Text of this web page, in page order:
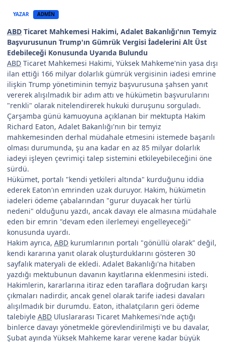
YAZAR ADMIN
ABD Ticaret Mahkemesi Hakimi, Adalet Bakanlığı'nın Temyiz
Başvurusunun Trump'ın Gümrük Vergisi İadelerini Alt Üst
Edebileceği Konusunda Uyarıda Bulundu
ABD Ticaret Mahkemesi Hakimi, Yüksek Mahkeme'nin yasa dışı
ilan ettiği 166 milyar dolarlık gümrük vergisinin iadesi emrine
ilişkin Trump yönetiminin temyiz başvurusuna şahsen yanıt
vererek alışılmadık bir adım attı ve hükümetin başvurularını
"renkli" olarak nitelendirerek hukuki duruşunu sorguladı.
Çarşamba günü kamuoyuna açıklanan bir mektupta Hakim
Richard Eaton, Adalet Bakanlığı'nın bir temyiz
mahkemesinden derhal müdahale etmesini istemede başarılı
olması durumunda, şu ana kadar en az 85 milyar dolarlık
iadeyi işleyen çevrimiçi talep sistemini etkileyebileceğini öne
sürdü.
Hükümet, portalı "kendi yetkileri altında" kurduğunu iddia
ederek Eaton'ın emrinden uzak duruyor. Hakim, hükümetin
iadeleri ödeme çabalarından "gurur duyacak her türlü
nedeni" olduğunu yazdı, ancak davayı ele almasına müdahale
eden bir emrin "devam eden ilerlemeyi engelleyeceği"
konusunda uyardı.
Hakim ayrıca, ABD kurumlarının portalı "gönüllü olarak" değil,
kendi kararına yanıt olarak oluşturduklarını gösteren 30
sayfalık materyali de ekledi. Adalet Bakanlığı'na hitaben
yazdığı mektubunun davanın kayıtlarına eklenmesini istedi.
Hakimlerin, kararlarına itiraz eden taraflara doğrudan karşı
çıkmaları nadirdir, ancak genel olarak tarife iadesi davaları
alışılmadık bir durumdu. Eaton, ithalatçıların geri ödeme
talebiyle ABD Uluslararası Ticaret Mahkemesi'nde açtığı
binlerce davayı yönetmekle görevlendirilmişti ve bu davalar,
Şubat ayında Yüksek Mahkeme karar verene kadar büyük